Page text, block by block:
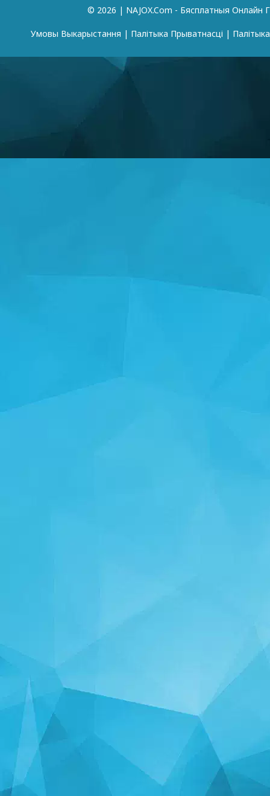
© 2026 | NAJOX.com - Бясплатныя Онлайн
Умовы Выкарыстання | Палітыка Прыватнасці |